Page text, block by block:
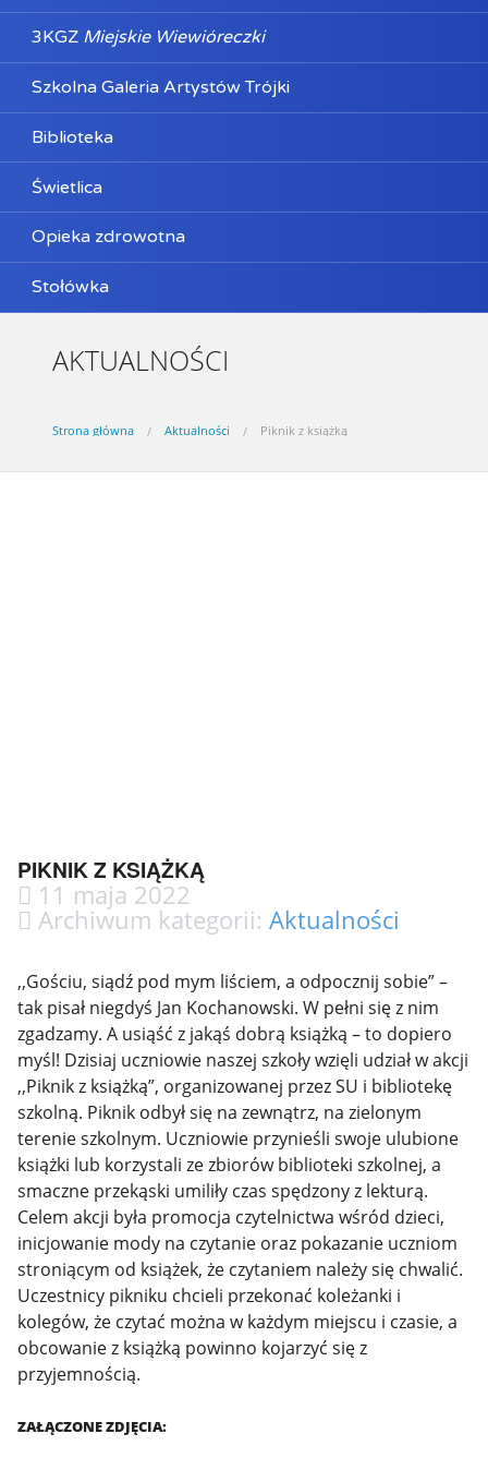
3KGZ Miejskie Wiewióreczki
Szkolna Galeria Artystów Trójki
Biblioteka
Świetlica
Opieka zdrowotna
Stołówka
AKTUALNOŚCI
Strona główna Aktualności Piknik z książką
PIKNIK Z KSIĄŻKĄ
11 maja 2022
Archiwum kategorii: Aktualności
,,Gościu, siądź pod mym liściem, a odpocznij sobie” –
tak pisał niegdyś Jan Kochanowski. W pełni się z nim
zgadzamy. A usiąść z jakąś dobrą książką – to dopiero
myśl! Dzisiaj uczniowie naszej szkoły wzięli udział w akcji
,,Piknik z książką”, organizowanej przez SU i bibliotekę
szkolną. Piknik odbył się na zewnątrz, na zielonym
terenie szkolnym. Uczniowie przynieśli swoje ulubione
książki lub korzystali ze zbiorów biblioteki szkolnej, a
smaczne przekąski umiliły czas spędzony z lekturą.
Celem akcji była promocja czytelnictwa wśród dzieci,
inicjowanie mody na czytanie oraz pokazanie uczniom
stroniącym od książek, że czytaniem należy się chwalić.
Uczestnicy pikniku chcieli przekonać koleżanki i
kolegów, że czytać można w każdym miejscu i czasie, a
obcowanie z książką powinno kojarzyć się z
przyjemnością.
ZAŁĄCZONE ZDJĘCIA: